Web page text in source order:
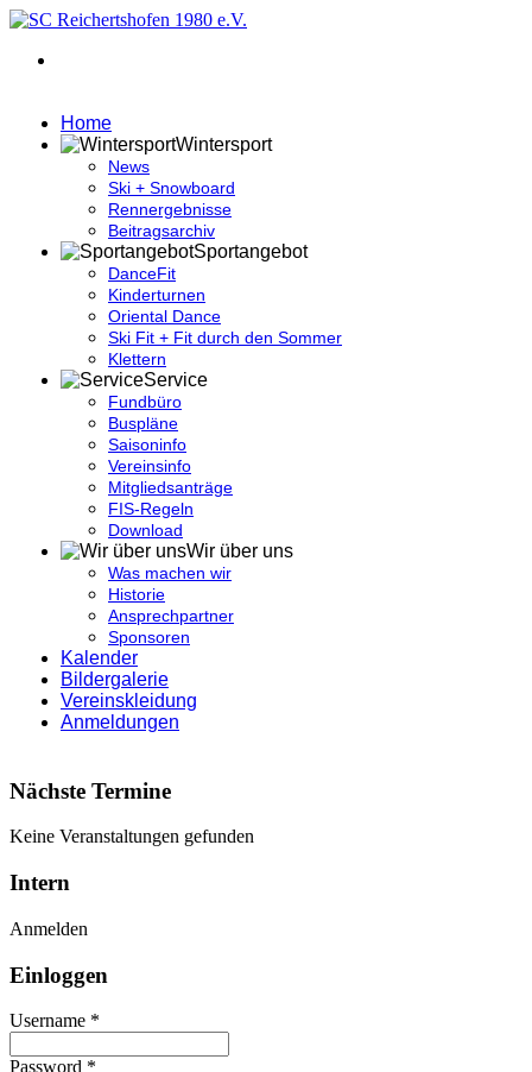
Home
Wintersport
News
Ski + Snowboard
Rennergebnisse
Beitragsarchiv
Sportangebot
DanceFit
Kinderturnen
Oriental Dance
Ski Fit + Fit durch den Sommer
Klettern
Service
Fundbüro
Buspläne
Saisoninfo
Vereinsinfo
Mitgliedsanträge
FIS-Regeln
Download
Wir über uns
Was machen wir
Historie
Ansprechpartner
Sponsoren
Kalender
Bildergalerie
Vereinskleidung
Anmeldungen
Nächste Termine
Keine Veranstaltungen gefunden
Intern
Anmelden
Einloggen
Username *
Password *